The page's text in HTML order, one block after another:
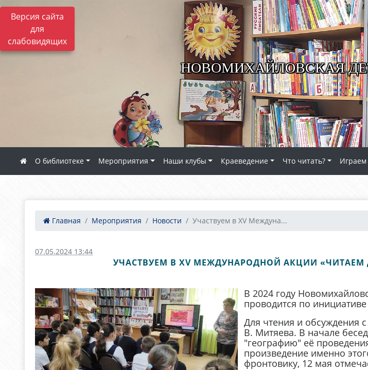
Версия сайта
для
слабовидящих
НОВОМИХАЙЛОВСКАЯ
О библиотеке Мероприятия Наши клубы Краеведение Что читать?
Главная Мероприятия Новости Участвуем в XV Междуна...
07.05.2024 13:44
УЧАСТВУЕМ В XV МЕЖДУНАРОДНОЙ АКЦИИ
В 2024 году
проводится по
Для чтения и обсуждения
В. Митяева. В начале
"географию" её
произведение именно
фронтовику, 12 мая